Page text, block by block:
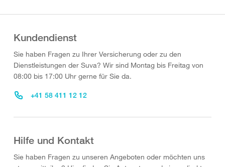
Kundendienst
Sie haben Fragen zu Ihrer Versicherung oder zu den
Dienstleistungen der Suva? Wir sind Montag bis Freitag von
08:00 bis 17:00 Uhr gerne für Sie da.
+41 58 411 12 12
Hilfe und Kontakt
Sie haben Fragen zu unseren Angeboten oder möchten uns